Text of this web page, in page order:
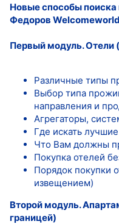
Новые способы поиска
Федоров Welcomeworld
Первый модуль. Отели
Различные типы
Выбор типа
направления и
Агрегаторы,
Где искать
Что Вам должны
Покупка отелей
Порядок покупки
извещением)
Второй модуль.
границей)